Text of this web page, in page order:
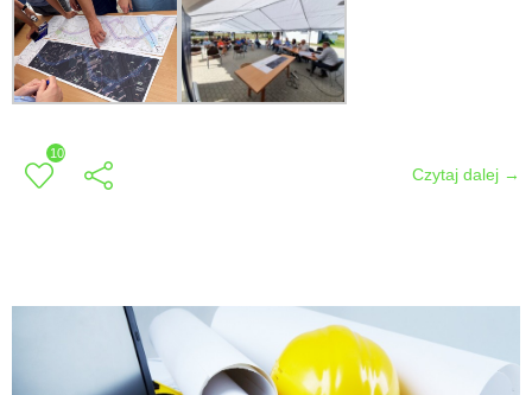
10
Czytaj dalej →